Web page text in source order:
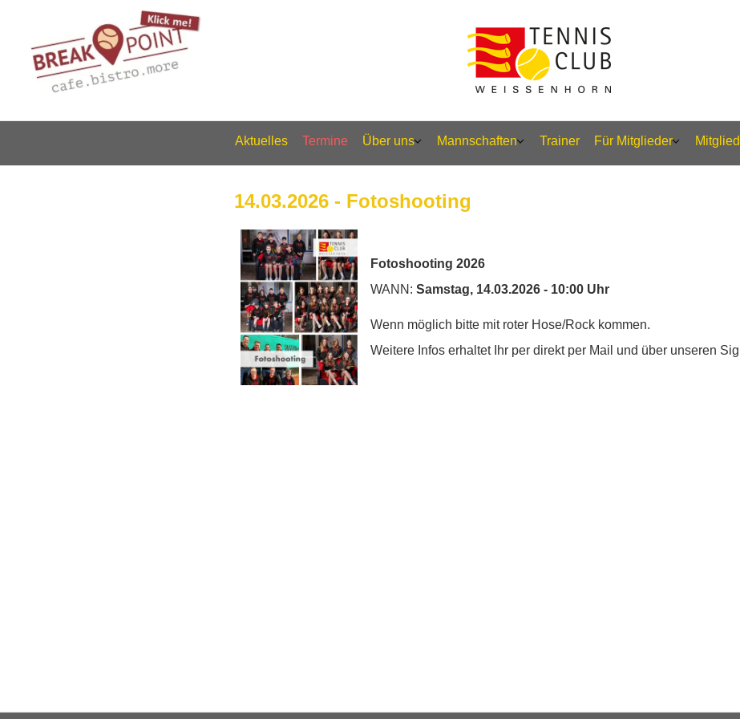
Aktuelles Termine Über uns Mannschaften Trainer Für Mitglieder
14.03.2026 - Fotoshooting
Fotoshooting 2026
WANN: Samstag, 14.03.2026 - 10:00 Uhr
Wenn möglich bitte mit roter Hose/Rock kommen.
Weitere Infos erhaltet Ihr per direkt per Mail und über unseren